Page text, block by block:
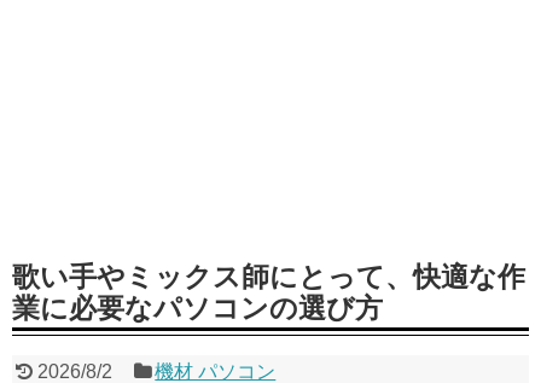
歌い手やミックス師にとって、快適な作
業に必要なパソコンの選び方
2026/8/2 機材 パソコン